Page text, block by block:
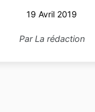
19 Avril 2019
ParLa rédaction